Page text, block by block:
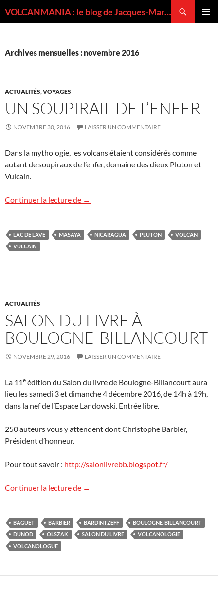
VOLCANMANIA : le blog de Jacques-Marie BARDINTZEFF, volcanologue
Archives mensuelles : novembre 2016
ACTUALITÉS,VOYAGES
UN SOUPIRAIL DE L’ENFER
NOVEMBRE 30, 2016 LAISSER UN COMMENTAIRE
Dans la mythologie, les volcans étaient considérés comme
autant de soupiraux de l’enfer, domaine des dieux Pluton et
Vulcain.
Continuer la lecture de Un soupirail de l’enfer
→
LAC DE LAVE MASAYA NICARAGUA PLUTON
VOLCAN
VULCAIN
ACTUALITÉS
SALON DU LIVRE À
BOULOGNE-BILLANCOURT
NOVEMBRE 29, 2016 LAISSER UN COMMENTAIRE
La 11e édition du Salon du livre de Boulogne-Billancourt aura
lieu les samedi 3 et dimanche 4 décembre 2016, de 14h à 19h,
dans la nef de l’Espace Landowski. Entrée libre.
250 auteurs vous y attendent dont Christophe Barbier,
Président d’honneur.
Pour tout savoir : http://salonlivrebb.blogspot.fr/
Continuer la lecture de Salon du livre à Boulogne-Billancourt
→
BAGUET BARBIER BARDINTZEFF
BOULOGNE-BILLANCOURT
DUNOD
OLSZAK SALON DU LIVRE
VOLCANOLOGIE
VOLCANOLOGUE